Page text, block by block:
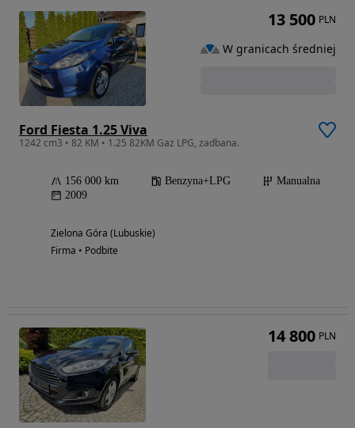
Ford Fiesta 1.25 Viva
1242 cm3 • 82 KM • 1.25 82KM Gaz LPG, zadbana.
156 000 km Benzyna+LPG
Manualna
2009
Zielona Góra (Lubuskie)
Firma • Podbite
13 500 PLN
W granicach średniej
14 800 PLN